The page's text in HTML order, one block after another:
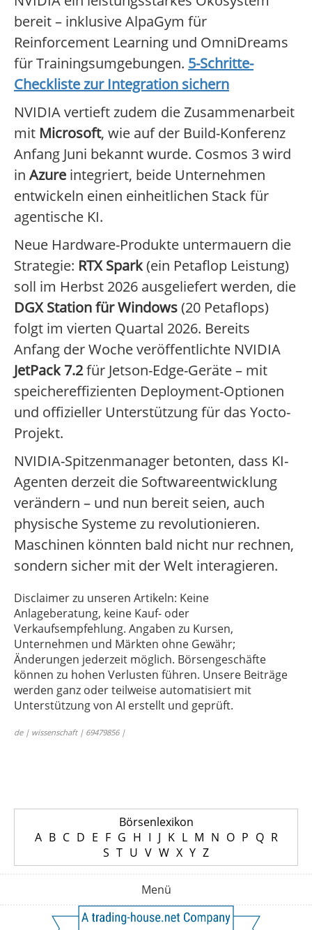
bereit – inklusive AlpaGym für
Reinforcement Learning und OmniDreams
für Trainingsumgebungen. 5-Schritte-
Checkliste zur Integration sichern
NVIDIA vertieft zudem die Zusammenarbeit
mit Microsoft, wie auf der Build-Konferenz
Anfang Juni bekannt wurde. Cosmos 3 wird
in Azure integriert, beide Unternehmen
entwickeln einen einheitlichen Stack für
agentische KI.
Neue Hardware-Produkte untermauern die
Strategie: RTX Spark(ein Petaflop Leistung)
soll im Herbst 2026 ausgeliefert werden, die
DGX Station für Windows(20 Petaflops)
folgt im vierten Quartal 2026. Bereits
Anfang der Woche veröffentlichte NVIDIA
JetPack 7.2für Jetson-Edge-Geräte – mit
speichereffizienten Deployment-Optionen
und offizieller Unterstützung für das Yocto-
Projekt.
NVIDIA-Spitzenmanager betonten, dass KI-
Agenten derzeit die Softwareentwicklung
verändern – und nun bereit seien, auch
physische Systeme zu revolutionieren.
Maschinen könnten bald nicht nur rechnen,
sondern sicher mit der Welt interagieren.
Disclaimer zu unseren Artikeln: Keine
Anlageberatung, keine Kauf- oder
Verkaufsempfehlung. Angaben zu Kursen,
Unternehmen und Märkten ohne Gewähr;
Änderungen jederzeit möglich. Börsengeschäfte
können zu hohen Verlusten führen. Unsere Beiträge
werden ganz oder teilweise automatisiert mit
Unterstützung von AI erstellt und geprüft.
de | wissenschaft | 69479856 |
Börsenlexikon
A B C D E F G H I J K L M N O P Q R
S T U V W X Y Z
Menü